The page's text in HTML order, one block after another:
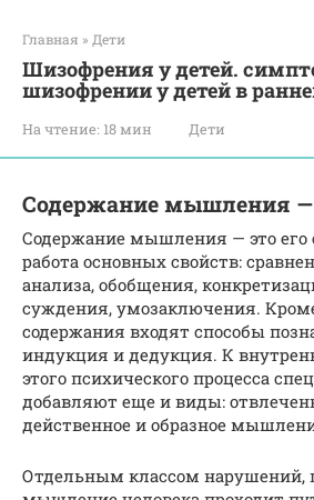
Главная » Дети
Шизофрения у детей.
шизофрении у детей в
На чтение: 18 мин Дети
Содержание мышления —
Содержание мышления — это его
работа основных свойств:
анализа, обобщения,
суждения, умозаключения.
содержания входят способы
индукция и дедукция. К
этого психического процесса
добавляют еще и виды:
действенное и образное
Отдельным классом нарушений,